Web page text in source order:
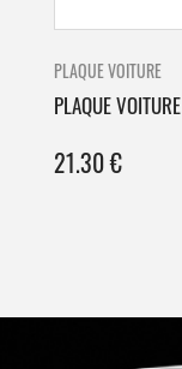
PLAQUE VOITURE
PLAQUE
21.30€